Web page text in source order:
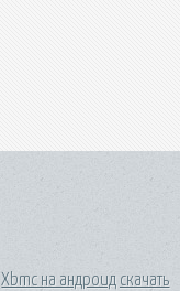
Xbmc на андроид скачать